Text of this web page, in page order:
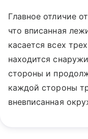
Главное отличие
что вписанная
касается всех
находится
стороны и
каждой стороны
вневписанная